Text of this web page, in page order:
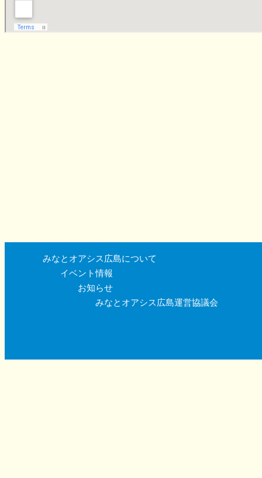
みなとオアシス広島について
イベント情報
お知らせ
みなとオアシス広島運営協議会